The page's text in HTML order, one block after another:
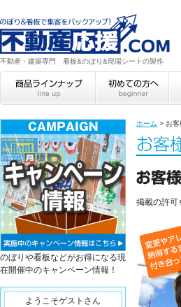
不動産・建築専門 看板&のぼり&現場シートの製作
ホーム > お
掲載の許可
のぼりや看板などがお得になる現
在開催中のキャンペーン情報！
ようこそゲストさん